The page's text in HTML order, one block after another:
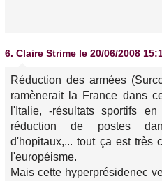
6. Claire Strime le 20/06/2008
Réduction des armées
ramènerait la France dans
l'Italie, -résultats sportifs
réduction de postes
d'hopitaux,... tout ça est très
l'européisme.
Mais cette hyperprésidenec